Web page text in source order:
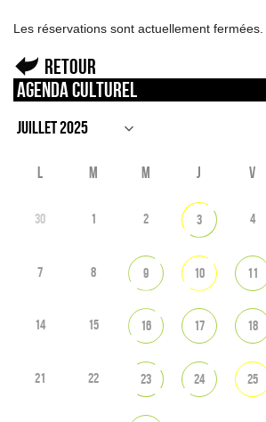
Les réservations sont actuellement fermées.
Retour
Agenda culturel
L M M J V
30 1 2 3 4
7 8 9 10 11
14 15 16 17 18
21 22 23 24 25